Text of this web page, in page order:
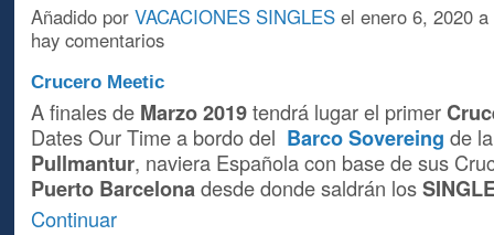
Añadido por VACACIONES SINGLESel enero 6, 2020
hay comentarios
Crucero Meetic
A finales de Marzo 2019tendrá lugar el primer
Dates Our Time a bordo del Barco Sovereing de
Pullmantur, naviera Española con base de sus
Puerto Barcelona desde donde saldrán los
Continuar